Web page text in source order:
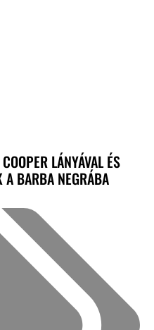
LÁNYÁVAL ÉS
BARBA NEGRÁBA